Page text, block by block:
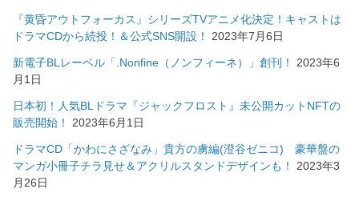
『黄昏アウトフォーカス』シリーズTVアニメ化決定！キャストは
ドラマCDから続投！＆公式SNS開設！
2023年7月6日
新電子BLレーベル「.Nonfine（ノンフィーネ）」創刊！
2023年6
月1日
日本初！人気BLドラマ『ジャックフロスト』未公開カットNFTの
販売開始！
2023年6月1日
ドラマCD「かわにさざなみ」貴方の虜編(澄谷ゼニコ) 豪華盤の
マンガ小冊子チラ見せ＆アクリルスタンドデザインも！
2023年3
月26日